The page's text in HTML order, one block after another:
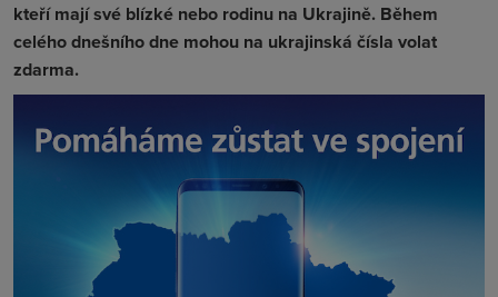
kteří mají své blízké nebo rodinu na Ukrajině. Během
celého dnešního dne mohou na ukrajinská čísla volat
zdarma.